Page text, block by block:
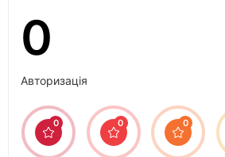
0
Авторизація
0 0 0